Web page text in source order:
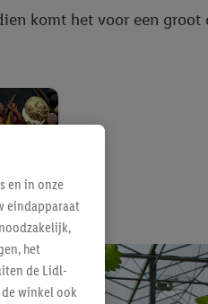
komt het voor een groot
en in onze
eindapparaat
het
de Lidl-
winkel ook